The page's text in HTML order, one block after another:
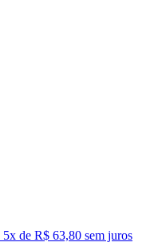
5x de R$ 63,80 sem juros